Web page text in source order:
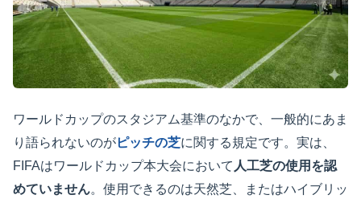
ワールドカップのスタジアム基準のなかで、一般的にあま
り語られないのがピッチの芝に関する規定です。実は、
FIFAはワールドカップ本大会において 人工芝の使用を認
めていません。使用できるのは天然芝、またはハイブリッ